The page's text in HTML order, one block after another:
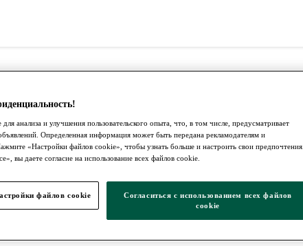
анализа и улучшения пользовательского опыта, что, в том числе, предусматривает
Определенная информация может быть передана рекламодателям и
«Настройки файлов cookie», чтобы узнать больше и настроить свои предпочтения.
вы даете согласие на использование всех файлов cookie.
файлов cookie
Согласиться с использованием всех файлов
cookie